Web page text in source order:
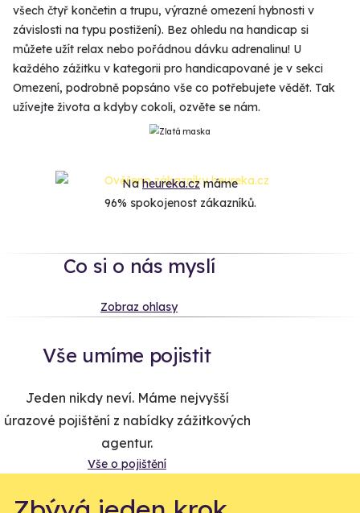
všech čtyř končetin a trupu, výrazné omezení hybnosti v
závislosti na typu postižení). Bez ohledu na handicap si
můžete užít relax nebo pořádnou dávku adrenalinu! U
každého zážitku v kategorii pro handicapované je v sekci
Omezení, podrobně popsáno vše co potřebujete vědět. Tak
užívejte života a kdyby cokoli, ozvěte se nám.
Naheureka.czmáme
96% spokojenost zákazníků.
Co si o nás myslí
Zobraz ohlasy
Vše umíme pojistit
Jeden nikdy neví. Máme nejvyšší
úrazové pojištění z nabídky zážitkových
agentur.
Vše o pojištění